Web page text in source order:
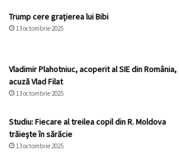
Trump cere grațierea lui Bibi
13 octombrie 2025
Vladimir Plahotniuc, acoperit al SIE din România,
acuză Vlad Filat
13 octombrie 2025
Studiu: Fiecare al treilea copil din R. Moldova
trăiește în sărăcie
13 octombrie 2025